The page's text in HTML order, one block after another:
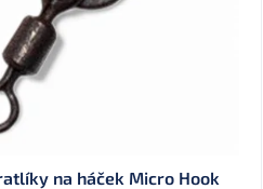
na háček Micro Hook